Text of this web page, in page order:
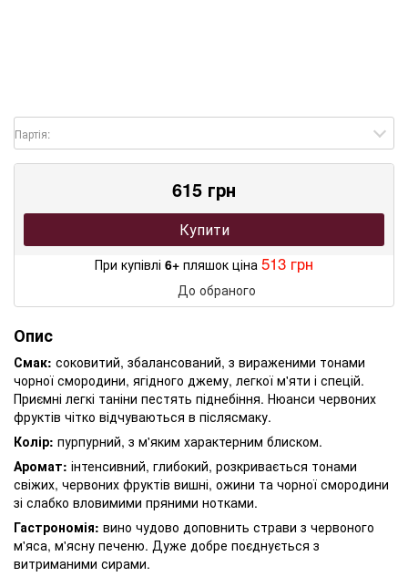
Партія:
615 грн
Купити
При купівлі 6+ пляшок ціна 513 грн
До обраного
Опис
Смак: соковитий, збалансований, з вираженими тонами
чорної смородини, ягідного джему, легкої м'яти і спецій.
Приємні легкі таніни пестять піднебіння. Нюанси червоних
фруктів чітко відчуваються в післясмаку.
Колір: пурпурний, з м'яким характерним блиском.
Аромат: інтенсивний, глибокий, розкривається тонами
свіжих, червоних фруктів вишні, ожини та чорної смородини
зі слабко вловимими пряними нотками.
Гастрономія: вино чудово доповнить страви з червоного
м'яса, м'ясну печеню. Дуже добре поєднується з
витриманими сирами.